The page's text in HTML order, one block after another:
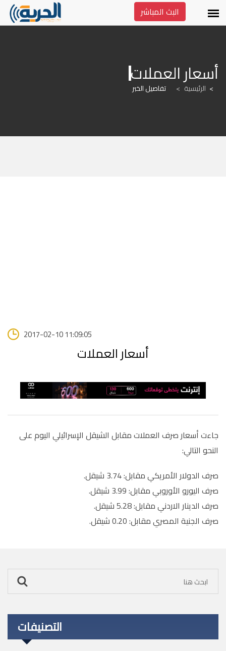
البث المباشر
أسعار العملات
الرئيسية > تفاصيل الخبر
2017-02-10 11:09:05
أسعار العملات
جاءت أسعار صرف العملات مقابل الشيقل الإسرائيلي اليوم على
النحو التالي:
صرف الدولار الأمريكي مقابل: 3.74 شيقل.
صرف اليورو الأوروبي مقابل: 3.99 شيقل.
صرف الدينار الاردني مقابل: 5.28 شيقل.
صرف الجنية المصري مقابل: 0.20 شيقل.
التصنيفات